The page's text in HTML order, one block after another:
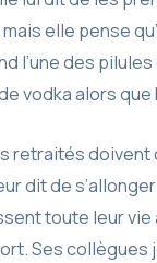
elle pense
l’une des pilules
vodka alors que
retraités doivent
dit de
toute leur
Ses collègues